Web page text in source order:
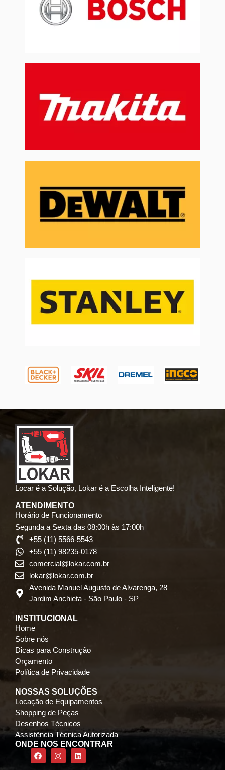
Locar é a Solução, Lokar é a Escolha Inteligente!
ATENDIMENTO
Horário de Funcionamento
Segunda a Sexta das 08:00h às 17:00h
+55 (11) 5566-5543
+55 (11) 98235-0178
comercial@lokar.com.br
lokar@lokar.com.br
Avenida Manuel Augusto de Alvarenga, 28
Jardim Anchieta - São Paulo - SP
INSTITUCIONAL
Home
Sobre nós
Dicas para Construção
Orçamento
Política de Privacidade
NOSSAS SOLUÇÕES
Locação de Equipamentos
Shopping de Peças
Desenhos Técnicos
Assistência Técnica Autorizada
ONDE NOS ENCONTRAR